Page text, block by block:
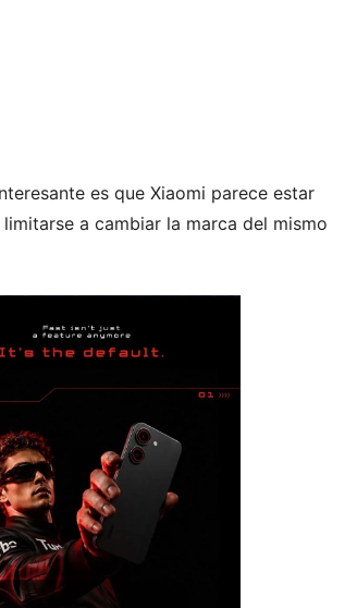
es que Xiaomi parece estar
a cambiar la marca del mismo